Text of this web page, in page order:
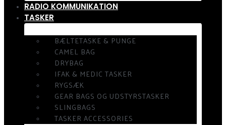
RADIO KOMMUNIKATION
TASKER
BÆLTETASKE & PUNGE
CAMEL BAG
DRYBAG
IFAK & MEDIC TASKER
RYGSÆK
GEAR BAGS OG UDSTYRSTASKER
SLINGBAGS
TASKER ACCESSORIES